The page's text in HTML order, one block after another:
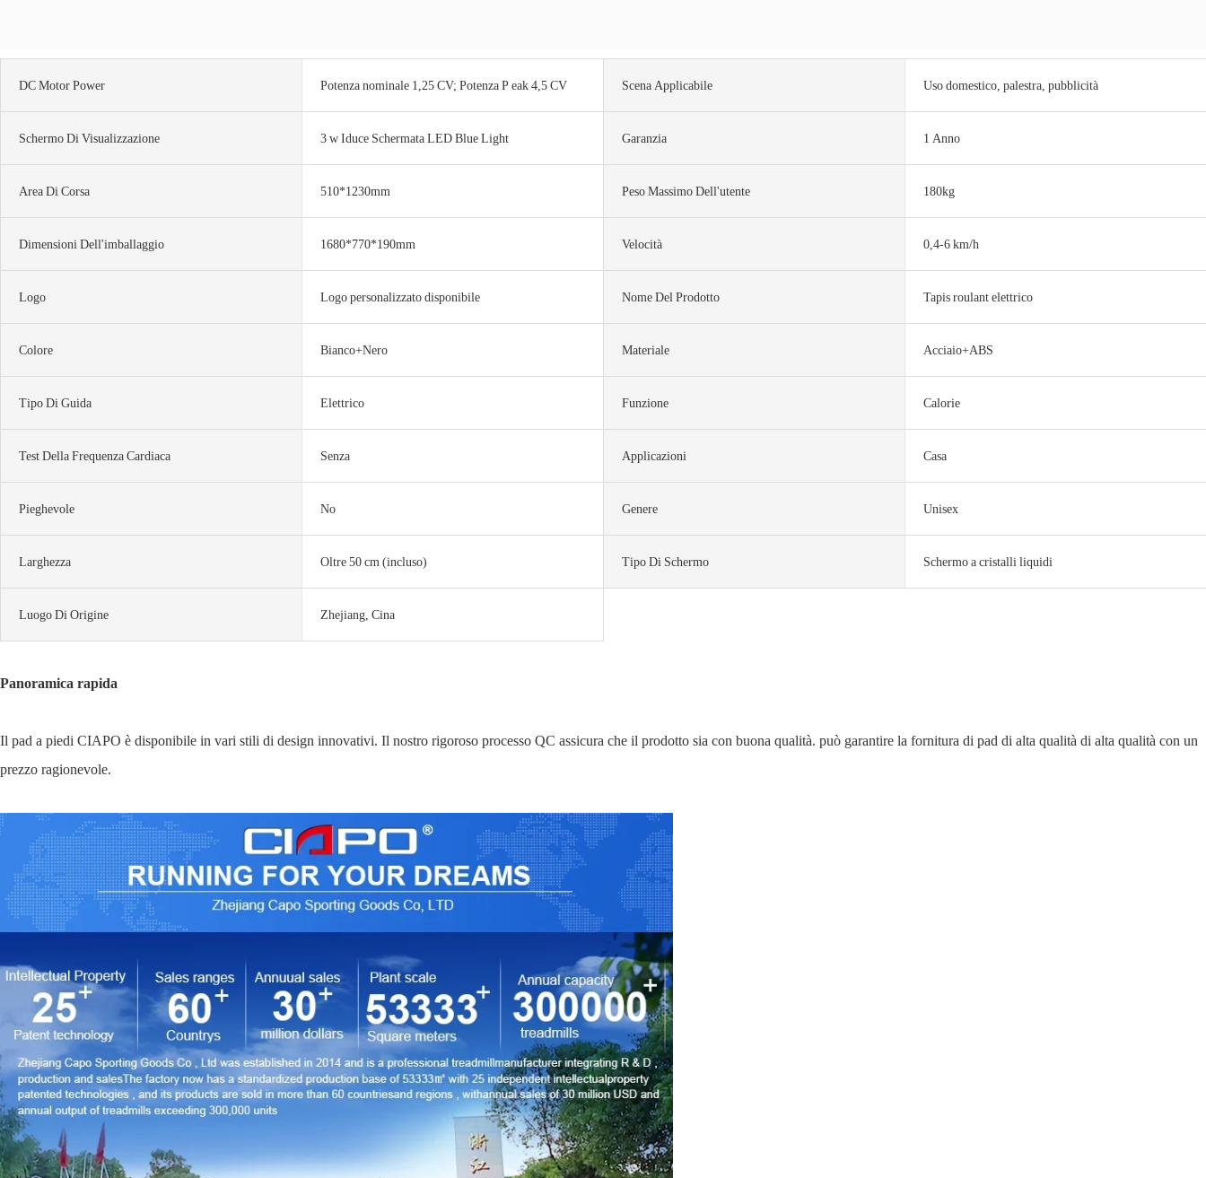
DC Motor Power Potenza nominale 1,25 CV; Potenza P eak 4,5 CV Scena Applicabile Uso domestico, palestra, pubblicità
Schermo Di Visualizzazione 3 w Iduce Schermata LED Blue Light Garanzia 1 Anno
Area Di Corsa 510*1230mm Peso Massimo Dell'utente 180kg
Dimensioni Dell'imballaggio 1680*770*190mm Velocità 0,4-6 km/h
Logo Logo personalizzato disponibile Nome Del Prodotto Tapis roulant elettrico
Colore Bianco+Nero Materiale Acciaio+ABS
Tipo Di Guida Elettrico Funzione Calorie
Test Della Frequenza Cardiaca Senza Applicazioni Casa
Pieghevole No Genere Unisex
Larghezza Oltre 50 cm (incluso) Tipo Di Schermo Schermo a cristalli liquidi
Luogo Di Origine Zhejiang, Cina
Panoramica rapida
Il pad a piedi CIAPO è disponibile in vari stili di design innovativi. Il nostro rigoroso processo QC assicura che il prodotto sia con buona qualità. può garantire la fornitura di pad di alta qualità di alta qualità con un
prezzo ragionevole.